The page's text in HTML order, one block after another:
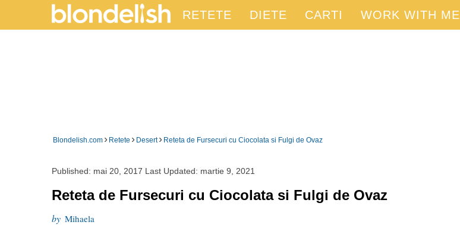
RETETE DIETE CARTI WORK WITH ME
Blondelish.com › Retete › Desert › Reteta de Fursecuri cu Ciocolata si Fulgi de Ovaz
Published: mai 20, 2017 Last Updated: martie 9, 2021
Reteta de Fursecuri cu Ciocolata si Fulgi de Ovaz
by Mihaela